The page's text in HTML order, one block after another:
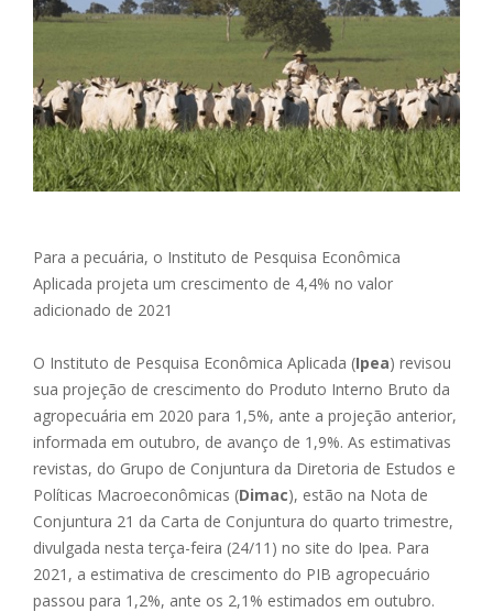
Para a pecuária, o Instituto de Pesquisa Econômica
Aplicada projeta um crescimento de 4,4% no valor
adicionado de 2021
O Instituto de Pesquisa Econômica Aplicada (Ipea) revisou
sua projeção de crescimento do Produto Interno Bruto da
agropecuária em 2020 para 1,5%, ante a projeção anterior,
informada em outubro, de avanço de 1,9%. As estimativas
revistas, do Grupo de Conjuntura da Diretoria de Estudos e
Políticas Macroeconômicas (Dimac), estão na Nota de
Conjuntura 21 da Carta de Conjuntura do quarto trimestre,
divulgada nesta terça-feira (24/11) no site do Ipea. Para
2021, a estimativa de crescimento do PIB agropecuário
passou para 1,2%, ante os 2,1% estimados em outubro.